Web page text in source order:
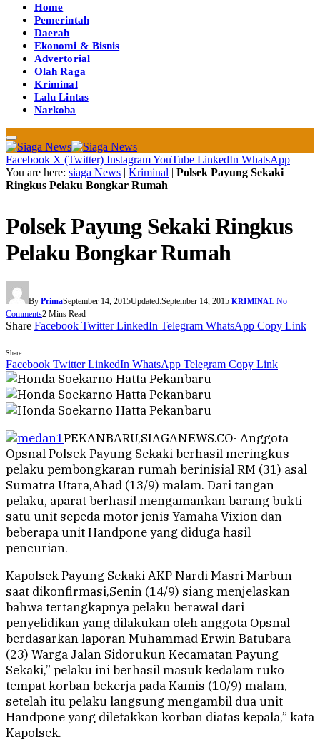
Home
Pemerintah
Daerah
Ekonomi & Bisnis
Advertorial
Olah Raga
Kriminal
Lalu Lintas
Narkoba
Facebook X (Twitter) InstagramYouTube LinkedIn WhatsApp
You are here: siaga News | Kriminal | Polsek Payung Sekaki
Ringkus Pelaku Bongkar Rumah
Polsek Payung Sekaki Ringkus
Pelaku Bongkar Rumah
By PrimaSeptember 14, 2015Updated:September 14, 2015 KRIMINAL No
Comments2 Mins Read
Share Facebook Twitter LinkedIn Telegram WhatsApp Copy Link
Share
Facebook Twitter LinkedIn WhatsApp Telegram Copy Link
PEKANBARU,SIAGANEWS.CO- Anggota
Opsnal Polsek Payung Sekaki berhasil meringkus
pelaku pembongkaran rumah berinisial RM (31) asal
Sumatra Utara,Ahad (13/9) malam. Dari tangan
pelaku, aparat berhasil mengamankan barang bukti
satu unit sepeda motor jenis Yamaha Vixion dan
beberapa unit Handpone yang diduga hasil
pencurian.
Kapolsek Payung Sekaki AKP Nardi Masri Marbun
saat dikonfirmasi,Senin (14/9) siang menjelaskan
bahwa tertangkapnya pelaku berawal dari
penyelidikan yang dilakukan oleh anggota Opsnal
berdasarkan laporan Muhammad Erwin Batubara
(23) Warga Jalan Sidorukun Kecamatan Payung
Sekaki,” pelaku ini berhasil masuk kedalam ruko
tempat korban bekerja pada Kamis (10/9) malam,
setelah itu pelaku langsung mengambil dua unit
Handpone yang diletakkan korban diatas kepala,” kata
Kapolsek.